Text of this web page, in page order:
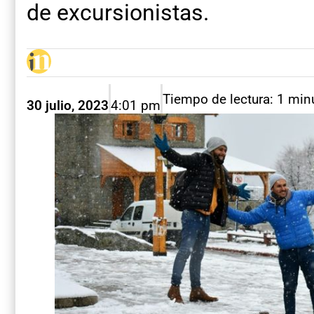
de excursionistas.
30 julio, 20234:01 pmTiempo de lectura: 1